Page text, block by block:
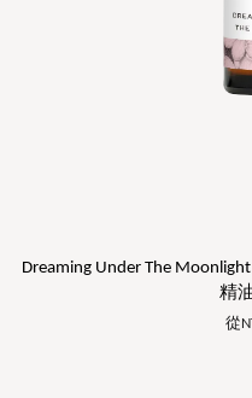
Dreaming Under The
精
從